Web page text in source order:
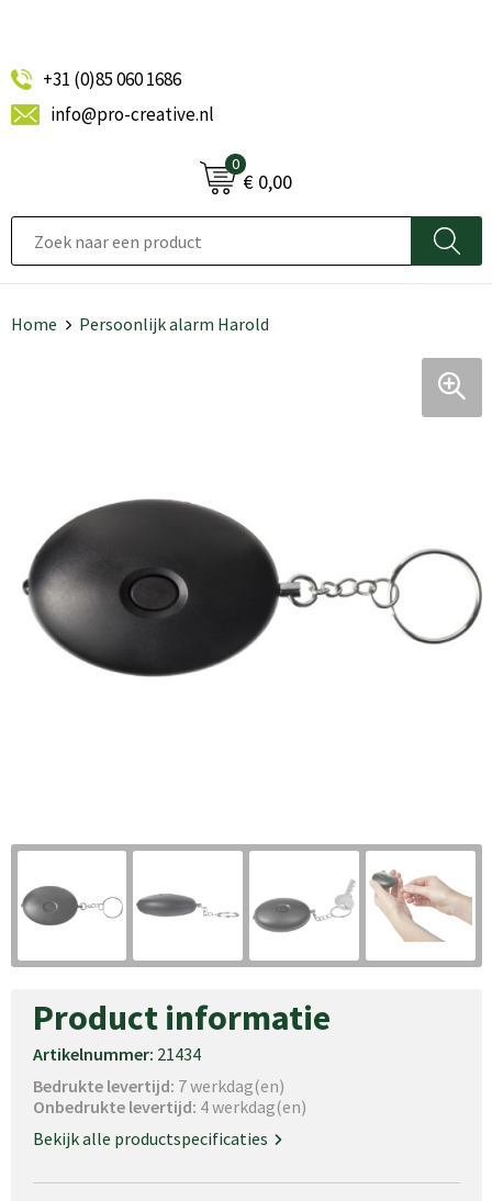
+31 (0)85 060 1686
info@pro-creative.nl
0
€ 0,00
Home Persoonlijk alarm Harold
Product informatie
Artikelnummer: 21434
Bedrukte levertijd: 7 werkdag(en)
Onbedrukte levertijd: 4 werkdag(en)
Bekijk alle productspecificaties